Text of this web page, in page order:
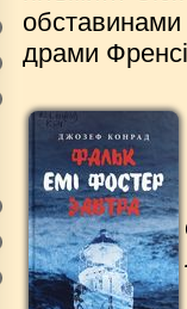
обставинами
драми